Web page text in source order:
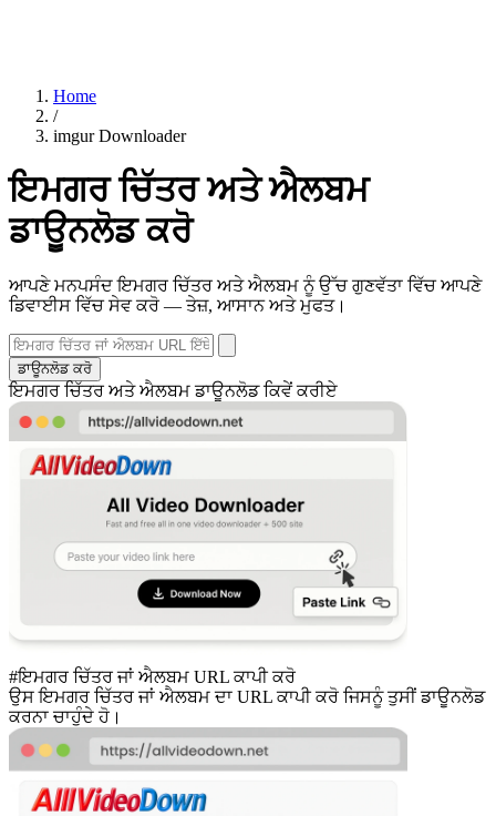
Home
/
imgur Downloader
ਇਮਗਰ ਚਿੱਤਰ ਅਤੇ ਐਲਬਮ
ਡਾਊਨਲੋਡ ਕਰੋ
ਆਪਣੇ ਮਨਪਸੰਦ ਇਮਗਰ ਚਿੱਤਰ ਅਤੇ ਐਲਬਮ ਨੂੰ ਉੱਚ ਗੁਣਵੱਤਾ ਵਿੱਚ ਆਪਣੇ
ਡਿਵਾਈਸ ਵਿੱਚ ਸੇਵ ਕਰੋ — ਤੇਜ਼, ਆਸਾਨ ਅਤੇ ਮੁਫਤ।
ਡਾਊਨਲੋਡ ਕਰੋ
ਇਮਗਰ ਚਿੱਤਰ ਅਤੇ ਐਲਬਮ ਡਾਊਨਲੋਡ ਕਿਵੇਂ ਕਰੀਏ
#ਇਮਗਰ ਚਿੱਤਰ ਜਾਂ ਐਲਬਮ URL ਕਾਪੀ ਕਰੋ
ਉਸ ਇਮਗਰ ਚਿੱਤਰ ਜਾਂ ਐਲਬਮ ਦਾ URL ਕਾਪੀ ਕਰੋ ਜਿਸਨੂੰ ਤੁਸੀਂ ਡਾਊਨਲੋਡ
ਕਰਨਾ ਚਾਹੁੰਦੇ ਹੋ।